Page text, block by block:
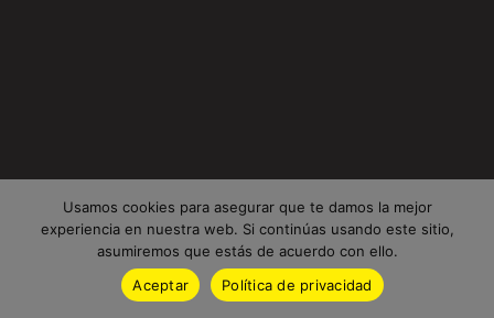
Usamos cookies para asegurar que te damos la mejor
experiencia en nuestra web. Si continúas usando este sitio,
asumiremos que estás de acuerdo con ello.
Aceptar
Política de privacidad